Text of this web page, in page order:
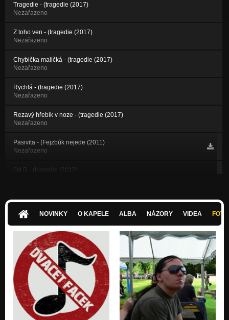
Tragedie - (tragedie (2017)
Nezařazeno
Z toho ven - (tragedie (2017)
Nezařazeno
Chybička maličká - (tragedie (2017)
Nezařazeno
Rychlá - (tragedie (2017)
Nezařazeno
Rezavý hřebík v noze - (tragedie (2017)
Nezařazeno
Pasivita - (Fejzbůk nejede (2011)
Nezařazeno
Od D - (tragedie (2017)
1. Ach jo, Ach ne! - (Malá deska (2013)
Nezařazeno
2. Princové zakletí - (Malá deska (2013)
Nezařazeno
3. Slavnosti Malínské - (Malá deska (2013)
Nezařazeno
Krásný a voňavý - (tragedie (2017)
Nezařazeno
NOVINKY O KAPELE ALBA NÁZORY VIDEA